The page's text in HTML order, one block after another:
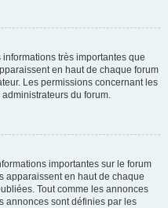
très importantes que
en haut de chaque forum
Les permissions concernant les
du forum.
importantes sur le forum
apparaissent en haut de chaque
Tout comme les annonces
annonces sont définies par les